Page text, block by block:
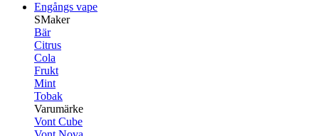
Engångs vape
SMaker
Bär
Citrus
Cola
Frukt
Mint
Tobak
Varumärke
Vont Cube